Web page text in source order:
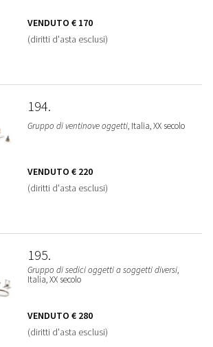
VENDUTO € 170
(diritti d'asta esclusi)
194
Gruppo di ventinove oggetti, Italia, XX secolo
VENDUTO € 220
(diritti d'asta esclusi)
195
Gruppo di sedici oggetti a soggetti diversi,
Italia, XX secolo
VENDUTO € 280
(diritti d'asta esclusi)